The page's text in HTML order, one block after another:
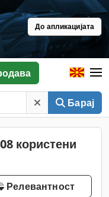
До апликацијата
Барај
користени
Релевантност